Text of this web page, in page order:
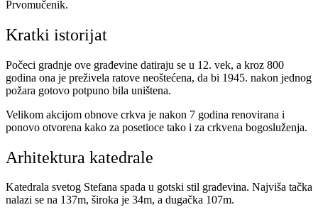
Prvomučenik.
Kratki istorijat
Počeci gradnje ove građevine datiraju se u 12. vek, a kroz 800
godina ona je preživela ratove neoštećena, da bi 1945. nakon jednog
požara gotovo potpuno bila uništena.
Velikom akcijom obnove crkva je nakon 7 godina renovirana i
ponovo otvorena kako za posetioce tako i za crkvena bogosluženja.
Arhitektura katedrale
Katedrala svetog Stefana spada u gotski stil građevina. Najviša tačka
nalazi se na 137m, široka je 34m, a dugačka 107m.